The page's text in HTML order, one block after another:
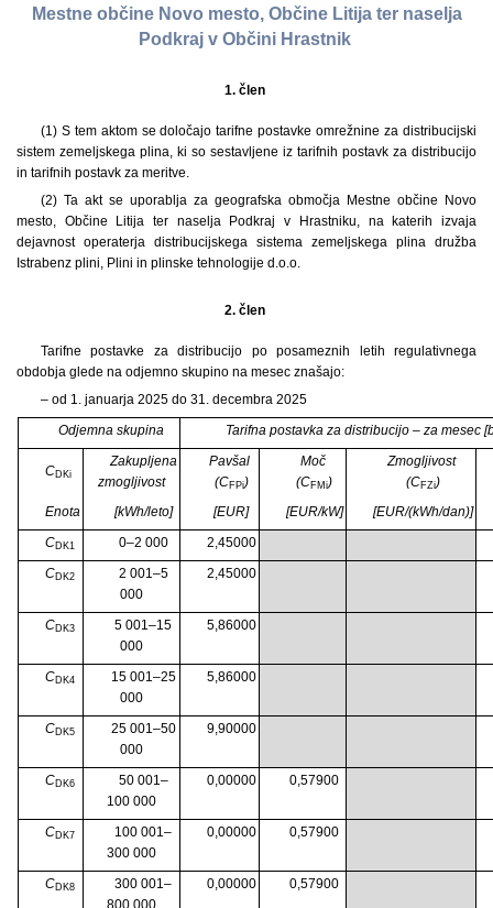
Mestne občine Novo mesto, Občine Litija ter naselja
Podkraj v Občini Hrastnik
1. člen
(1) S tem aktom se določajo tarifne postavke omrežnine za distribucijski
sistem zemeljskega plina, ki so sestavljene iz tarifnih postavk za distribucijo
in tarifnih postavk za meritve.
(2) Ta akt se uporablja za geografska območja Mestne občine Novo
mesto, Občine Litija ter naselja Podkraj v Hrastniku, na katerih izvaja
dejavnost operaterja distribucijskega sistema zemeljskega plina družba
Istrabenz plini, Plini in plinske tehnologije d.o.o.
2. člen
Tarifne postavke za distribucijo po posameznih letih regulativnega
obdobja glede na odjemno skupino na mesec znašajo:
– od 1. januarja 2025 do 31. decembra 2025
Odjemna skupina
Tarifna postavka za distribucijo – za mesec
CDKi
Zakupljena
zmogljivost
Pavšal
(CFPi)
Moč
(CFMi)
Zmogljivost
(CFZi)
Enota
[kWh/leto] [EUR] [EUR/kW]
[EUR/(kWh/dan)]
CDK1 0–2 000
2,45000
CDK2
2 001–5
000
2,45000
CDK3
5 001–15
000
5,86000
CDK4
15 001–25
000
5,86000
CDK5
25 001–50
000
9,90000
CDK6
50 001–
100 000
0,00000 0,57900
CDK7
100 001–
300 000
0,00000 0,57900
CDK8
300 001–
800 000
0,00000 0,57900